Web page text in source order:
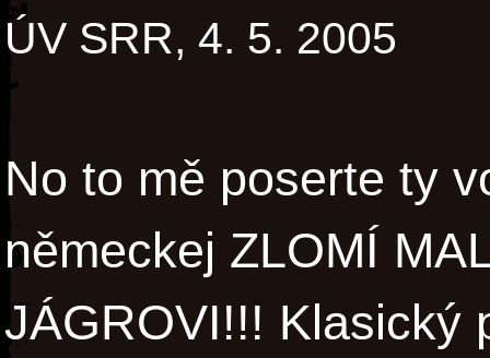
ÚV SRR, 4. 5. 2005
No to mě poserte ty
německej ZLOMÍ
JÁGROVI!!! Klasický